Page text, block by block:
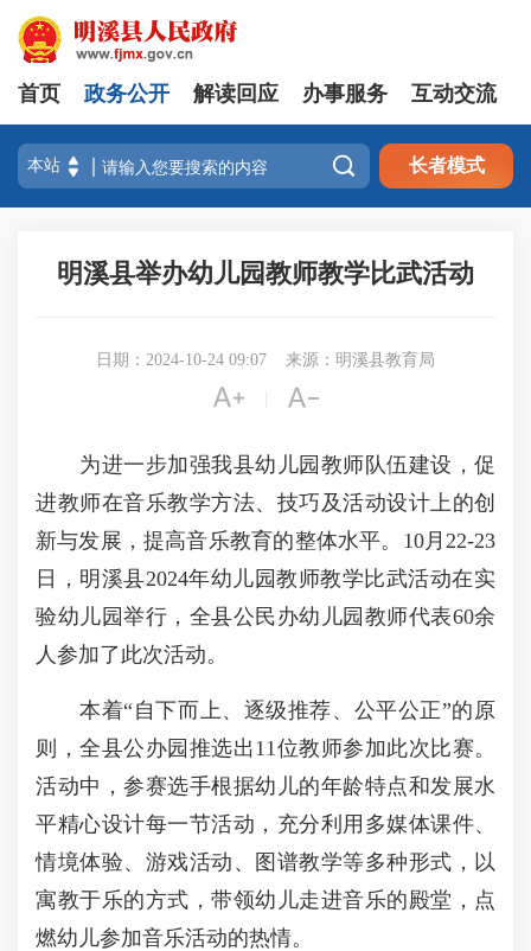
首页 政务公开 解读回应 办事服务 互动交流
 长者模式
明溪县举办幼儿园教师教学比武活动
日期：2024-10-24 09:07 来源：明溪县教育局
 
为进一步加强我县幼儿园教师队伍建设，促
进教师在音乐教学方法、技巧及活动设计上的创
新与发展，提高音乐教育的整体水平。10月22-23
日，明溪县2024年幼儿园教师教学比武活动在实
验幼儿园举行，全县公民办幼儿园教师代表60余
人参加了此次活动。
本着“自下而上、逐级推荐、公平公正”的原
则，全县公办园推选出11位教师参加此次比赛。
活动中，参赛选手根据幼儿的年龄特点和发展水
平精心设计每一节活动，充分利用多媒体课件、
情境体验、游戏活动、图谱教学等多种形式，以
寓教于乐的方式，带领幼儿走进音乐的殿堂，点
燃幼儿参加音乐活动的热情。